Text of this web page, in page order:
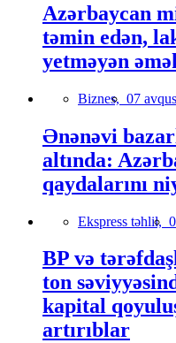
Azərbaycan
təmin edən,
yetməyən
Biznes, 07
Ənənəvi
altında:
qaydalarını
Ekspress təhlil,
BP və
ton
kapital
artırıblar